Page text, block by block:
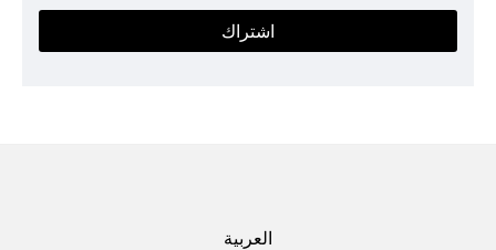
اشتراك
العربية